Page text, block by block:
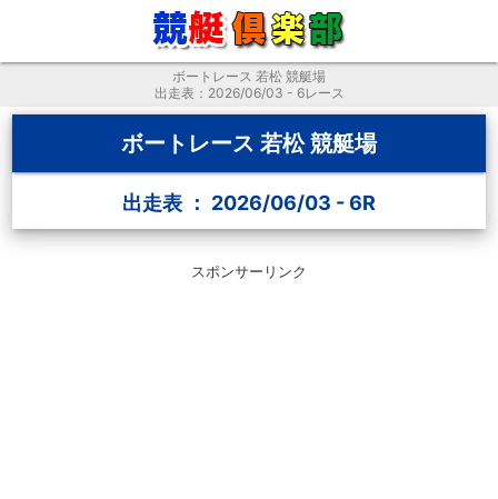
ボートレース 若松 競艇場
出走表：2026/06/03 - 6レース
ボートレース 若松 競艇場
出走表 ： 2026/06/03 - 6R
スポンサーリンク